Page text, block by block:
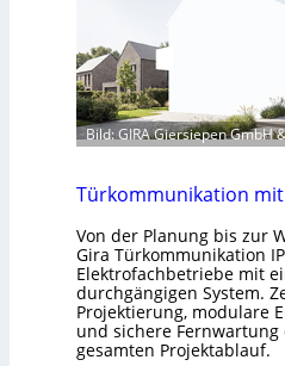
Bild: GIRA Giersiepen GmbH
Türkommunikation mit
Von der Planung bis zur
Gira Türkommunikation
Elektrofachbetriebe mit
durchgängigen System.
Projektierung, modulare
und sichere
gesamten Projektablauf.